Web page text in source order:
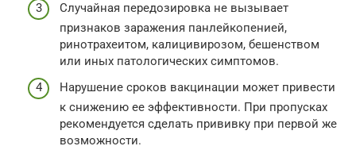
Случайная передозировка не вызывает
признаков заражения панлейкопенией,
ринотрахеитом, калицивирозом, бешенством
или иных патологических симптомов.
Нарушение сроков вакцинации может привести
к снижению ее эффективности. При пропусках
рекомендуется сделать прививку при первой же
возможности.